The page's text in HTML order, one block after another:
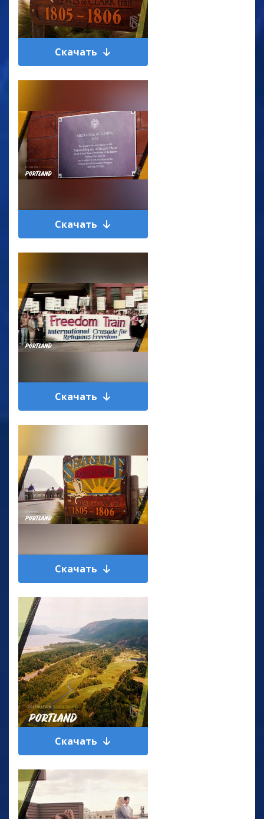
Скачать
Скачать
Скачать
Скачать
Скачать